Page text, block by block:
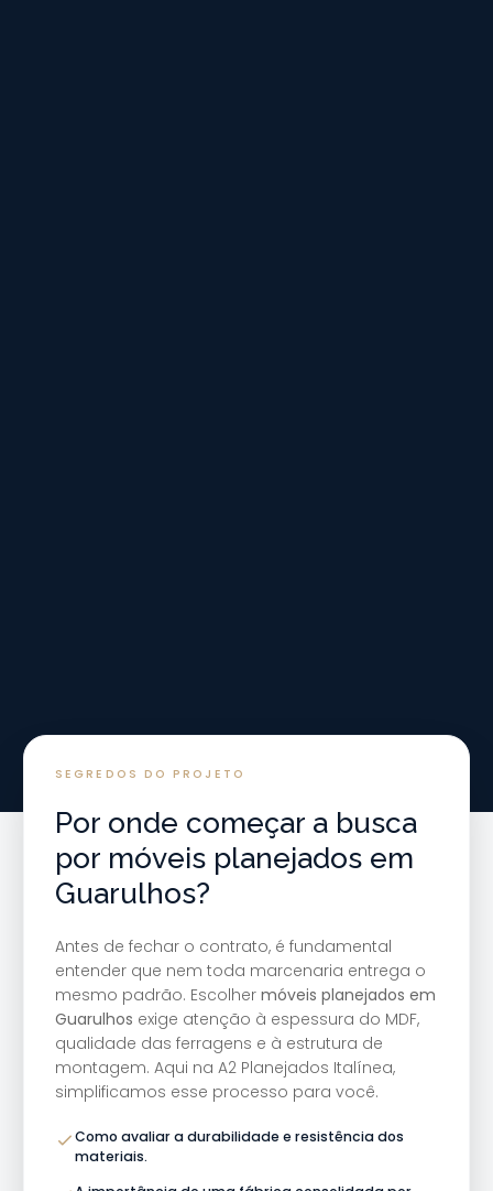
SEGREDOS DO PROJETO
Por onde começar a busca
por móveis planejados em
Guarulhos?
Antes de fechar o contrato, é fundamental
entender que nem toda marcenaria entrega o
mesmo padrão. Escolher móveis planejados em
Guarulhos exige atenção à espessura do MDF,
qualidade das ferragens e à estrutura de
montagem. Aqui na A2 Planejados Italínea,
simplificamos esse processo para você.
Como avaliar a durabilidade e resistência dos
materiais.